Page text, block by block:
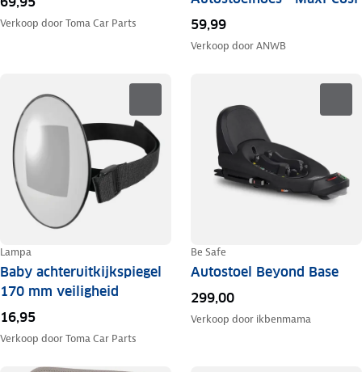
Verkoop doorToma Car Parts
59,99
Verkoop doorANWB
Lampa
Baby achteruitkijkspiegel
170 mm veiligheid
16,95
Verkoop doorToma Car Parts
Be Safe
Autostoel Beyond Base
299,00
Verkoop door ikbenmama